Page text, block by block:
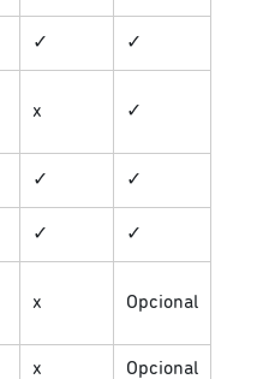
✓ ✓
x ✓
✓ ✓
✓ ✓
x Opcional
x Opcional